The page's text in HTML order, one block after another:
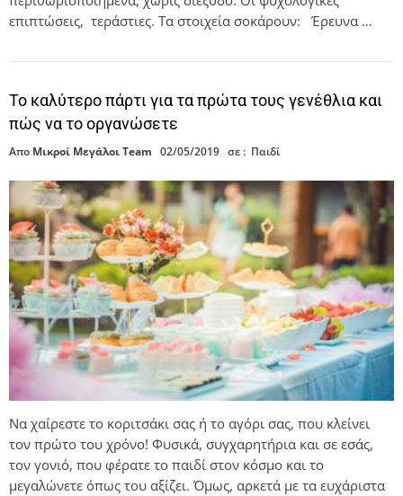
επιπτώσεις, τεράστιες. Τα στοιχεία σοκάρουν: Έρευνα …
Το καλύτερο πάρτι για τα πρώτα τους γενέθλια και
πώς να το οργανώσετε
Απο Μικροί Μεγάλοι Team 02/05/2019 σε : Παιδί
Να χαίρεστε το κοριτσάκι σας ή το αγόρι σας, που κλείνει
τον πρώτο του χρόνο! Φυσικά, συγχαρητήρια και σε εσάς,
τον γονιό, που φέρατε το παιδί στον κόσμο και το
μεγαλώνετε όπως του αξίζει. Όμως, αρκετά με τα ευχάριστα